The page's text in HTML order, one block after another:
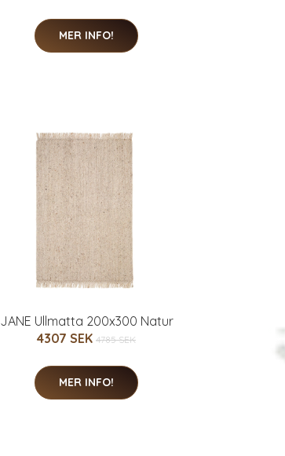
MER INFO!
JANE Ullmatta 200x300 Natur
4307 SEK 4785 SEK
MER INFO!